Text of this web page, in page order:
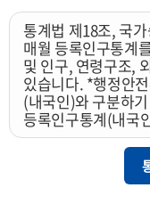
통계법 제18조, 국
매월 등록인구통계
및 인구, 연령구조,
있습니다. *행정안
(내국인)와 구분하
등록인구통계(내국